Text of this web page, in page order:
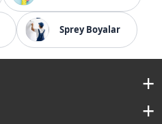
Sprey Boyalar